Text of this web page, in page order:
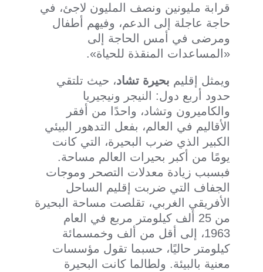
قرابة مليونين ونصف المليون لاجئ، في
حاجة عاجلة إلى الدعم، وفيهم أطفال
ومرضى في أمس الحاجة إلى
«المساعدات المنقذة للحياة».
ويمثل إقليم بحيرة تشاد، حيث تلتقي
حدود أربع دول: النيجر ونيجيريا
والكاميرون وتشاد، واحدًا من أفقر
الأقاليم في العالم، بفعل التدهور البيئي
الكبير الذي ضرب البحيرة، التي كانت
يومًا من أكبر بحيرات العالم مساحة.
فبسبب زيادة معدلات التصحر وموجات
الجفاف التي ضربت إقليم الساحل
الأفريقي الغربي، تقلصت مساحة البحيرة
من 25 ألف كيلومتر مربع في العام
1963، إلى أقل من ألف وخمسمائة
كيلومتر حاليًا، حسبما تقول مؤسسات
معنية بالبيئة. ولطالما كانت البحيرة